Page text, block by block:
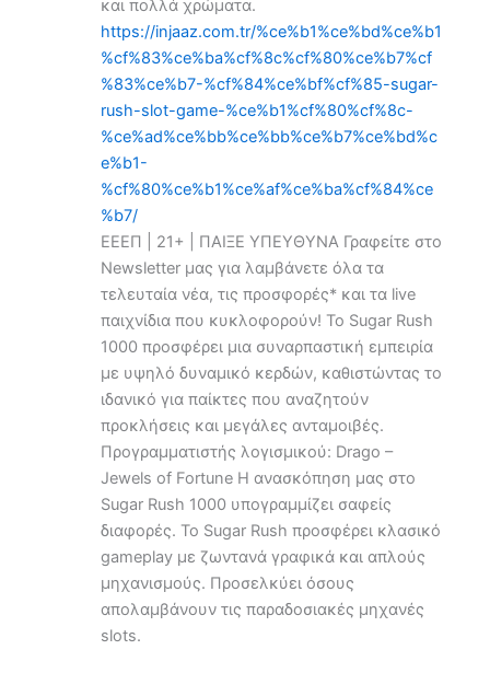
και πολλά χρώματα.
https://injaaz.com.tr/%ce%b1%ce%bd%ce%b1
%cf%83%ce%ba%cf%8c%cf%80%ce%b7%cf
%83%ce%b7-%cf%84%ce%bf%cf%85-sugar-
rush-slot-game-%ce%b1%cf%80%cf%8c-
%ce%ad%ce%bb%ce%bb%ce%b7%ce%bd%c
e%b1-
%cf%80%ce%b1%ce%af%ce%ba%cf%84%ce
%b7/
ΕΕΕΠ | 21+ | ΠΑΙΞΕ ΥΠΕΥΘΥΝΑ Γραφείτε στο
Newsletter μας για λαμβάνετε όλα τα
τελευταία νέα, τις προσφορές* και τα live
παιχνίδια που κυκλοφορούν! Το Sugar Rush
1000 προσφέρει μια συναρπαστική εμπειρία
με υψηλό δυναμικό κερδών, καθιστώντας το
ιδανικό για παίκτες που αναζητούν
προκλήσεις και μεγάλες ανταμοιβές.
Προγραμματιστής λογισμικού: Drago –
Jewels of Fortune Η ανασκόπηση μας στο
Sugar Rush 1000 υπογραμμίζει σαφείς
διαφορές. Το Sugar Rush προσφέρει κλασικό
gameplay με ζωντανά γραφικά και απλούς
μηχανισμούς. Προσελκύει όσους
απολαμβάνουν τις παραδοσιακές μηχανές
slots.